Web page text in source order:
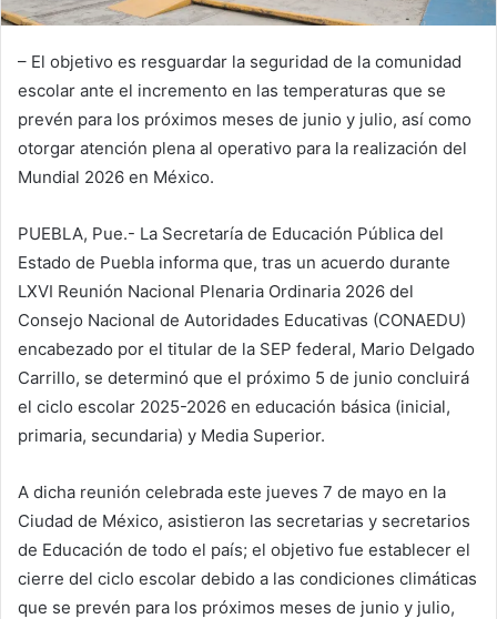
– El objetivo es resguardar la seguridad de la comunidad
escolar ante el incremento en las temperaturas que se
prevén para los próximos meses de junio y julio, así como
otorgar atención plena al operativo para la realización del
Mundial 2026 en México.
PUEBLA, Pue.- La Secretaría de Educación Pública del
Estado de Puebla informa que, tras un acuerdo durante
LXVI Reunión Nacional Plenaria Ordinaria 2026 del
Consejo Nacional de Autoridades Educativas (CONAEDU)
encabezado por el titular de la SEP federal, Mario Delgado
Carrillo, se determinó que el próximo 5 de junio concluirá
el ciclo escolar 2025-2026 en educación básica (inicial,
primaria, secundaria) y Media Superior.
A dicha reunión celebrada este jueves 7 de mayo en la
Ciudad de México, asistieron las secretarias y secretarios
de Educación de todo el país; el objetivo fue establecer el
cierre del ciclo escolar debido a las condiciones climáticas
que se prevén para los próximos meses de junio y julio,